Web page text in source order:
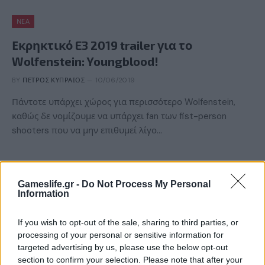
Gameslife.gr - Do Not Process My Personal
Information
If you wish to opt-out of the sale, sharing to third parties, or
processing of your personal or sensitive information for
targeted advertising by us, please use the below opt-out
section to confirm your selection. Please note that after your
ΝΈΑ
Εκρηκτικό E3 2019 trailer για το
Wolfenstein: Youngblood!
BY ΠΈΤΡΟΣ ΚΥΠΡΑΊΟΣ 10/06/2019
Πάντοτε υπάρχει χώρος για περισσότερο Wolfenstein,
καθώς δε νομίζουμε να υπάρχει fan των fist-person
shooters που να μην επιθυμεί λίγο…